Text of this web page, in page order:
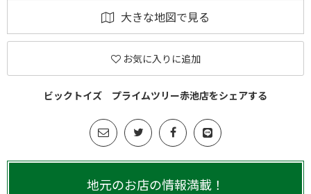
大きな地図で見る
お気に入りに追加
ビックトイズ プライムツリー赤池店をシェアする
地元のお店の情報満載！